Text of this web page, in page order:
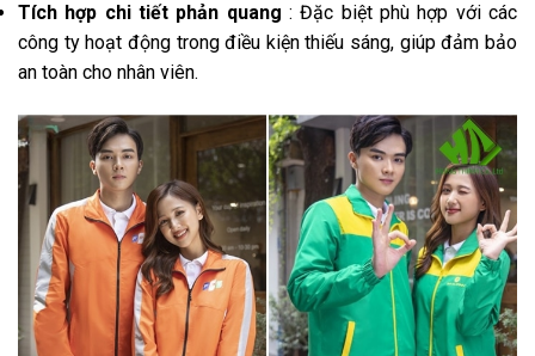
Tích hợp chi tiết phản quang : Đặc biệt phù hợp với các
công ty hoạt động trong điều kiện thiếu sáng, giúp đảm bảo
an toàn cho nhân viên.